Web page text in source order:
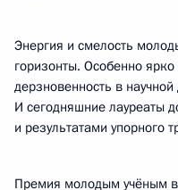
Энергия и смелость
горизонты. Особенно
дерзновенность в
И сегодняшние лауреаты
и результатами упорного
Премия молодым учёным